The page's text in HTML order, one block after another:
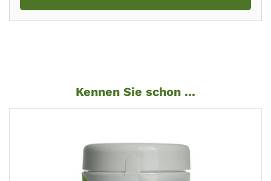
Kennen Sie schon ...